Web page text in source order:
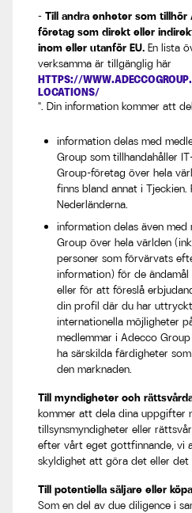
- Till andra enheter som
företag som direkt eller
inom eller utanför EU. En lista
verksamma är tillgänglig här
HTTPS://
LOCATIONS/
". Din information kommer att
information delas med
Group som tillhandahåller
Group-företag över hela
finns bland annat i Tjeckien.
Nederländerna.
information delas även
Group över hela världen
personer som förvärvats
information) för de
eller för att föreslå
din profil där du har
internationella möjligheter
medlemmar i Adecco
ha särskilda färdigheter
den marknaden.
Till myndigheter och
kommer att dela dina uppgifter
tillsynsmyndigheter eller
efter vårt eget gottfinnande, vi
skyldighet att göra det eller
Till potentiella säljare eller
Som en del av due diligence i